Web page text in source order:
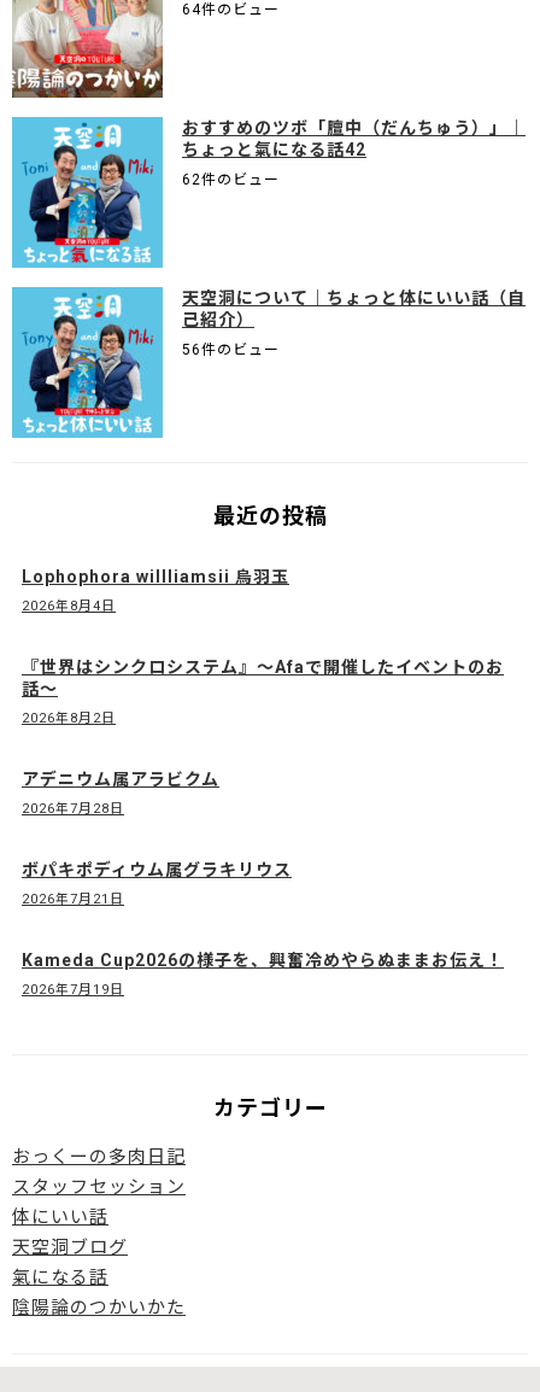
64件のビュー
おすすめのツボ「膻中（だんちゅう）」｜
ちょっと氣になる話42
62件のビュー
天空洞について｜ちょっと体にいい話（自
己紹介）
56件のビュー
最近の投稿
Lophophora willliamsii 烏羽玉
2026年8月4日
『世界はシンクロシステム』〜Afaで開催したイベントのお
話〜
2026年8月2日
アデニウム属アラビクム
2026年7月28日
ボパキポディウム属グラキリウス
2026年7月21日
Kameda Cup2026の様子を、興奮冷めやらぬままお伝え！
2026年7月19日
カテゴリー
おっくーの多肉日記
スタッフセッション
体にいい話
天空洞ブログ
氣になる話
陰陽論のつかいかた